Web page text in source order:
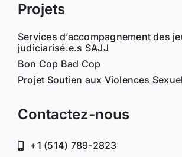
Projets
Services d’accompagnement des
judiciarisé.e.s SAJJ
Bon Cop Bad Cop
Projet Soutien aux Violences
Contactez-nous
+1 (514) 789-2823